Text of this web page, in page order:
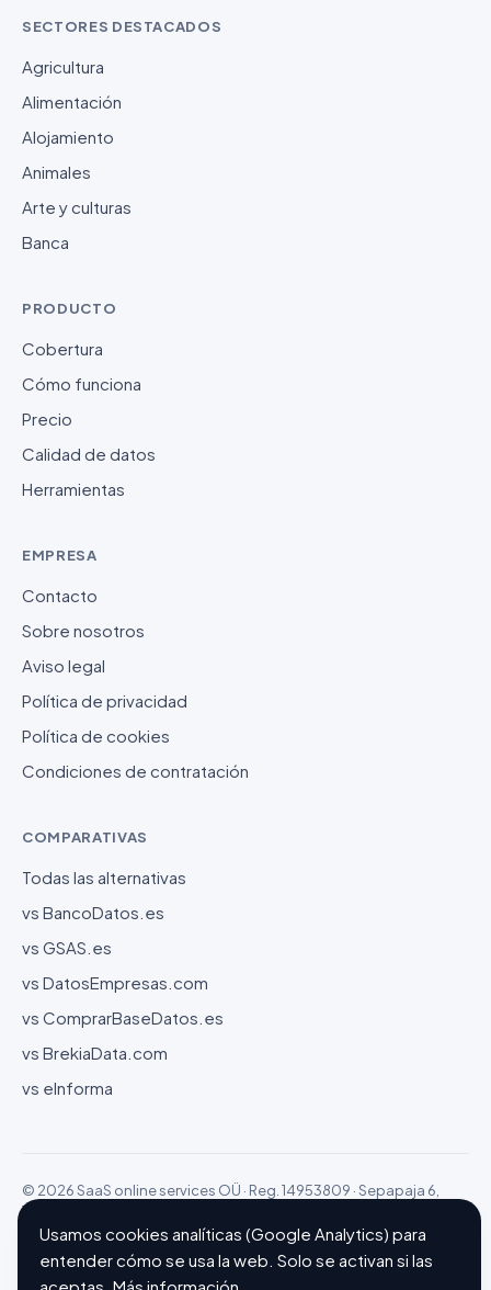
SECTORES DESTACADOS
Agricultura
Alimentación
Alojamiento
Animales
Arte y culturas
Banca
PRODUCTO
Cobertura
Cómo funciona
Precio
Calidad de datos
Herramientas
EMPRESA
Contacto
Sobre nosotros
Aviso legal
Política de privacidad
Política de cookies
Condiciones de contratación
COMPARATIVAS
Todas las alternativas
vs BancoDatos.es
vs GSAS.es
vs DatosEmpresas.com
vs ComprarBaseDatos.es
vs BrekiaData.com
vs eInforma
© 2026 SaaS online services OÜ · Reg. 14953809 · Sepapaja 6,
15551 Tallinn (Estonia)
Configurar cookiesHecho con ❤ en Barcelona
Usamos cookies analíticas (Google Analytics) para
entender cómo se usa la web. Solo se activan si las